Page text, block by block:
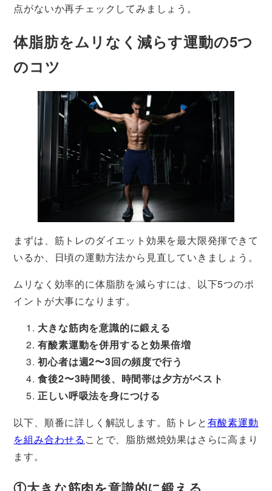
点がないか再チェックしてみましょう。
体脂肪をムリなく減らす運動の5つ
のコツ
まずは、筋トレのダイエット効果を最大限発揮できて
いるか、日頃の運動方法から見直していきましょう。
ムリなく効率的に体脂肪を減らすには、以下5つのポ
イントが大事になります。
大きな筋肉を意識的に鍛える
有酸素運動を併用すると効果倍増
初心者は週2〜3回の頻度で行う
食後2〜3時間後、時間帯は夕方がベスト
正しい呼吸法を身につける
以下、順番に詳しく解説します。筋トレと有酸素運動
を組み合わせる ことで、脂肪燃焼効果はさらに高まり
ます。